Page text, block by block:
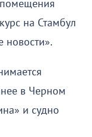
на Стамбул
новости».
в Черном
и судно